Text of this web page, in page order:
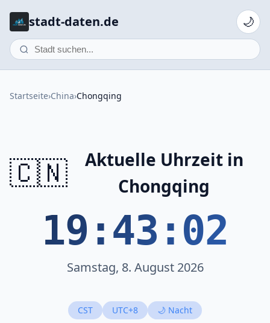
stadt-daten.de 🌙
Startseite›China›Chongqing
🇨🇳
Aktuelle Uhrzeit in
Chongqing
19:43:02
Samstag, 8. August 2026
CST UTC+8 🌙 Nacht